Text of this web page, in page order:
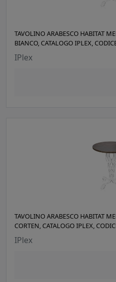
TAVOLINO ARABESCO HABITAT
BIANCO, CATALOGO IPLEX,
IPlex
TAVOLINO ARABESCO HABITAT
CORTEN, CATALOGO IPLEX,
IPlex